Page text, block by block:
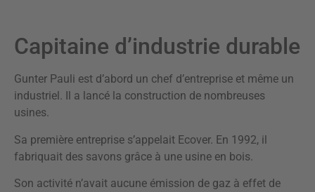
Capitaine d’industrie durable
Gunter Pauli est d’abord un chef d’entreprise et même un
industriel. Il a lancé la construction de nombreuses
usines.
Sa première entreprise s’appelait Ecover. En 1992, il
fabriquait des savons grâce à une usine en bois.
Son activité n’avait aucune émission de gaz à effet de